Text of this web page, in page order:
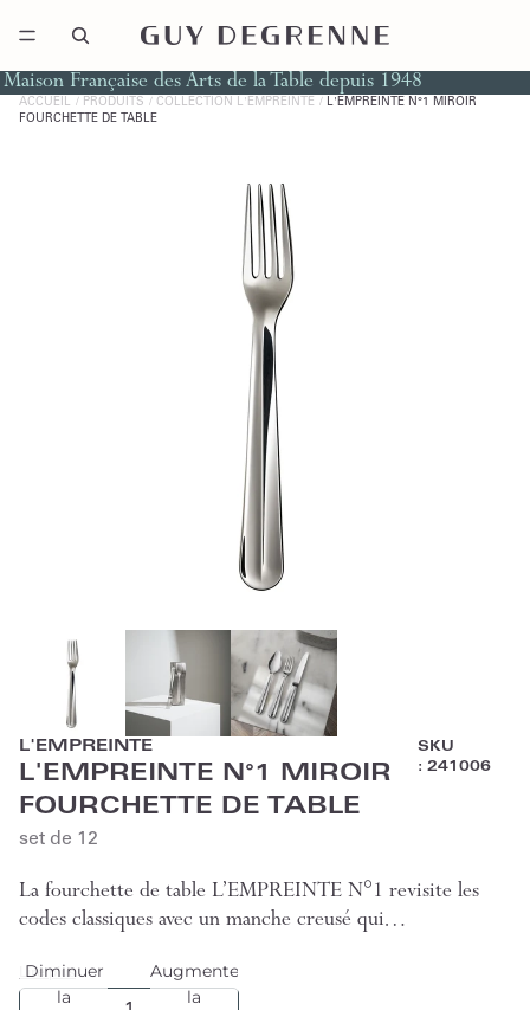
Maison Française des Arts de la Table depuis 1948
ACCUEIL PRODUITS COLLECTION L'EMPREINTE
L'EMPREINTE N°1 MIROIR
FOURCHETTE DE TABLE
L'EMPREINTE
L'EMPREINTE N°1 MIROIR
FOURCHETTE DE TABLE
set de 12
SKU
:241006
La fourchette de table L’EMPREINTE N°1 revisite les
codes classiques avec un manche creusé qui…
Lire plus
Diminuer
la
Augmenter
la